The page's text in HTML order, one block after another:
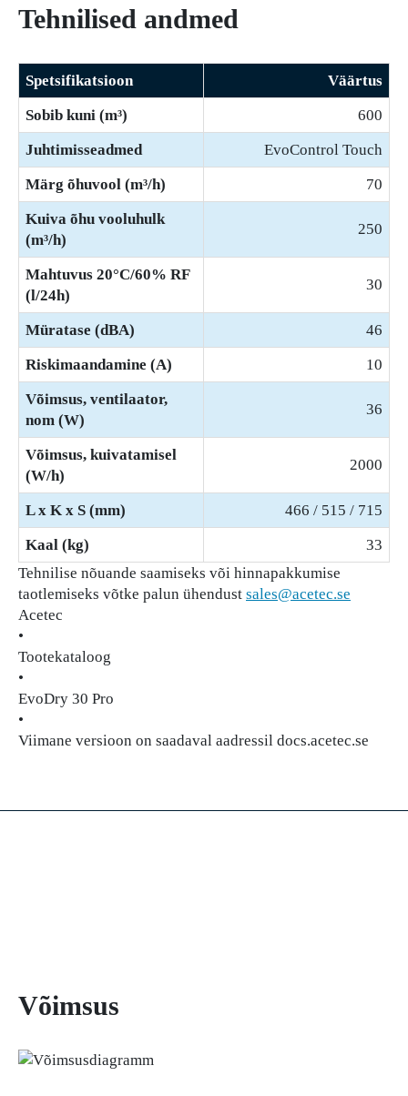
Tehnilised andmed
Spetsifikatsioon
Väärtus
Sobib kuni (m³)
600
Juhtimisseadmed
EvoControl Touch
Märg õhuvool (m³/h)
70
Kuiva õhu vooluhulk
(m³/h)
250
Mahtuvus 20°C/60% RF
(l/24h)
30
Müratase (dBA)
46
Riskimaandamine (A)
10
Võimsus, ventilaator,
nom (W)
36
Võimsus, kuivatamisel
(W/h)
2000
L x K x S (mm)
466 / 515 / 715
Kaal (kg)
33
Tehnilise nõuande saamiseks või hinnapakkumise
taotlemiseks võtke palun ühendust sales@acetec.se
Acetec
•
Tootekataloog
•
EvoDry 30 Pro
•
Viimane versioon on saadaval aadressil docs.acetec.se
Võimsus